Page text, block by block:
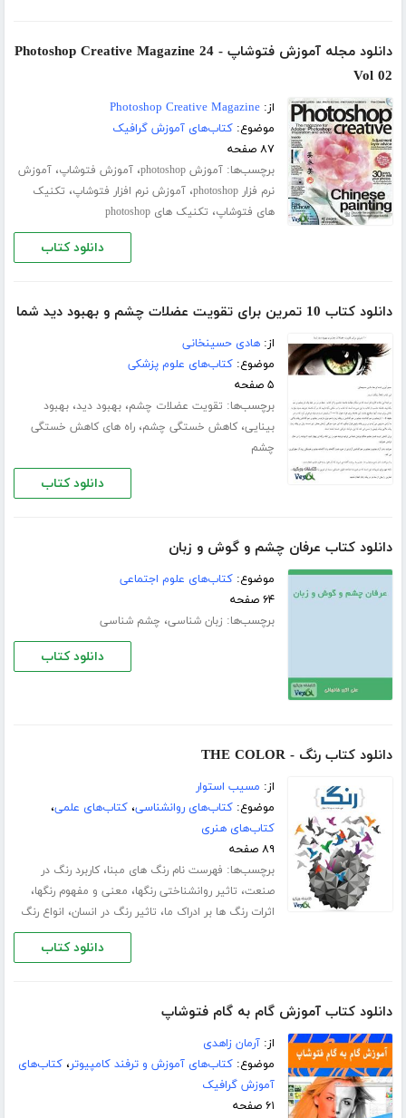
دانلود مجله آموزش فتوشاپ Photoshop Creative Magazine 24 -
Vol 02
از:Photoshop Creative Magazine
موضوع:کتاب‌های آموزش گرافیک
۸۷ صفحه
برچسب‌ها:آموزش photoshop ،آموزش فتوشاپ،آموزش
نرم فزار photoshop
،آموزش نرم افزار فتوشاپ، تکنیک
های فتوشاپ، تکنیک های photoshop
دانلود کتاب
دانلود کتاب 10 تمرین برای تقویت عضلات چشم و بهبود دید شما
از:هادی حسینخانی
موضوع:کتاب‌های علوم پزشکی
۵ صفحه
برچسب‌ها: تقویت عضلات چشم،بهبود دید،بهبود
بینایی،کاهش خستگی چشم،راه های کاهش خستگی
چشم
دانلود کتاب
دانلود کتاب عرفان چشم و گوش و زبان
موضوع:کتاب‌های علوم اجتماعی
۶۴ صفحه
برچسب‌ها: زبان شناسی، چشم شناسی
دانلود کتاب
دانلود کتاب رنگ - THE COLOR
از: مسیب استوار
موضوع:کتاب‌های روانشناسی،کتاب‌های علمی،
کتاب‌های هنری
۸۹ صفحه
برچسب‌ها: فهرست نام رنگ های مبنا،کاربرد رنگ در
صنعت، تاثیر روانشناختی رنگها، معنی و مفهوم رنگها،
اثرات رنگ ها بر ادراک ما، تاثیر رنگ در انسان، انواع رنگ
دانلود کتاب
دانلود کتاب آموزش گام به گام فتوشاپ
از:آرمان زاهدی
موضوع:کتاب‌های آموزش و ترفند کامپیوتر،کتاب‌های
آموزش گرافیک
۶۱ صفحه